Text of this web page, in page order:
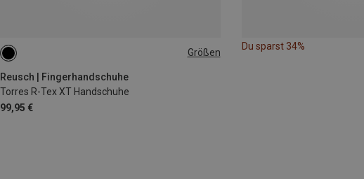
Größen
Reusch | Fingerhandschuhe
Torres R-Tex XT Handschuhe
99,95 €
Du sparst 34%